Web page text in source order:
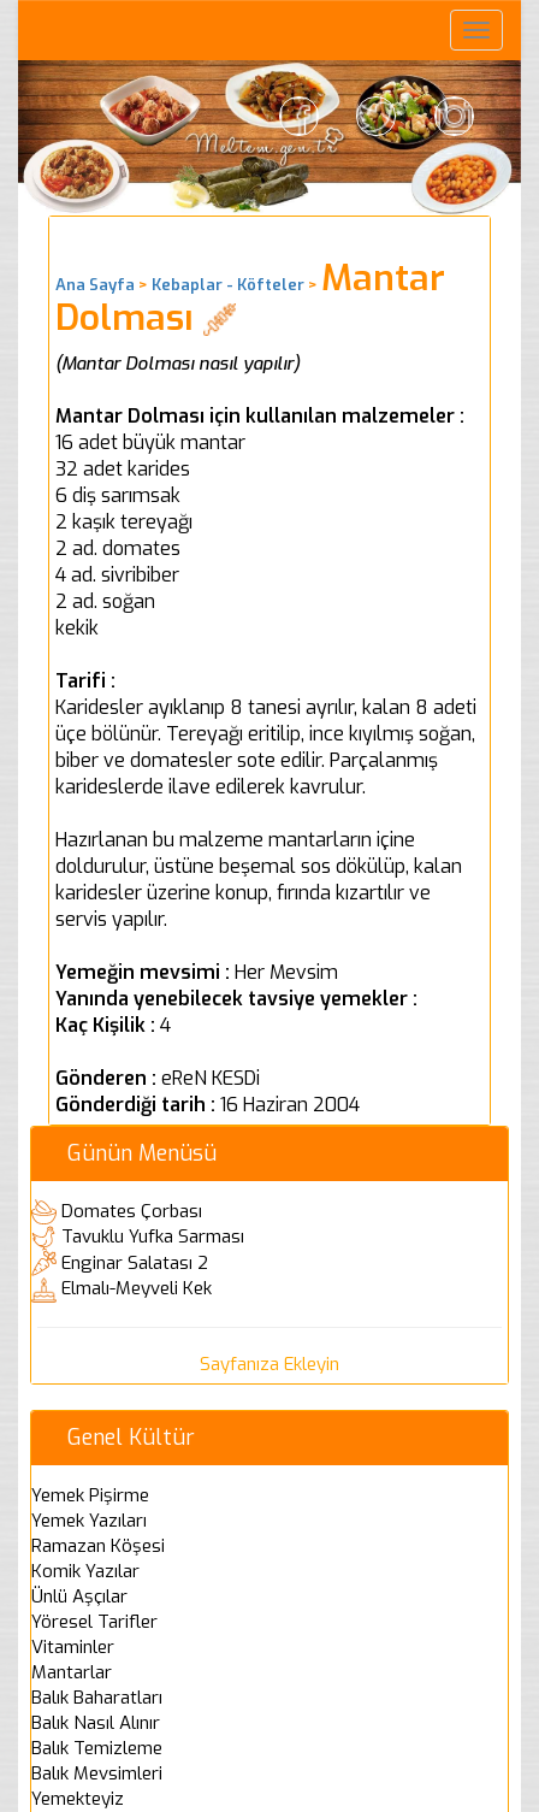
Toggle
Ana Sayfa > Kebaplar - Köfteler > Mantar
Dolması
(Mantar Dolması nasıl yapılır)
Mantar Dolması için kullanılan malzemeler :
16 adet büyük mantar
32 adet karides
6 diş sarımsak
2 kaşık tereyağı
2 ad. domates
4 ad. sivribiber
2 ad. soğan
kekik
Tarifi :
Karidesler ayıklanıp 8 tanesi ayrılır, kalan 8 adeti
üçe bölünür. Tereyağı eritilip, ince kıyılmış soğan,
biber ve domatesler sote edilir. Parçalanmış
karideslerde ilave edilerek kavrulur.
Hazırlanan bu malzeme mantarların içine
doldurulur, üstüne beşemal sos dökülüp, kalan
karidesler üzerine konup, fırında kızartılır ve
servis yapılır.
Yemeğin mevsimi : Her Mevsim
Yanında yenebilecek tavsiye yemekler :
Kaç Kişilik : 4
Gönderen : eReN KESDi
Gönderdiği tarih : 16 Haziran 2004
Günün Menüsü
Domates Çorbası
Tavuklu Yufka Sarması
Enginar Salatası 2
Elmalı-Meyveli Kek
Sayfanıza Ekleyin
Genel Kültür
Yemek Pişirme
Yemek Yazıları
Ramazan Köşesi
Komik Yazılar
Ünlü Aşçılar
Yöresel Tarifler
Vitaminler
Mantarlar
Balık Baharatları
Balık Nasıl Alınır
Balık Temizleme
Balık Mevsimleri
Yemekteyiz